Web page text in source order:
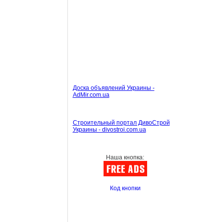
Доска объявлений Украины -
AdMir.com.ua
Строительный портал ДивоСтрой
Украины - divostroi.com.ua
Наша кнопка:
Код кнопки